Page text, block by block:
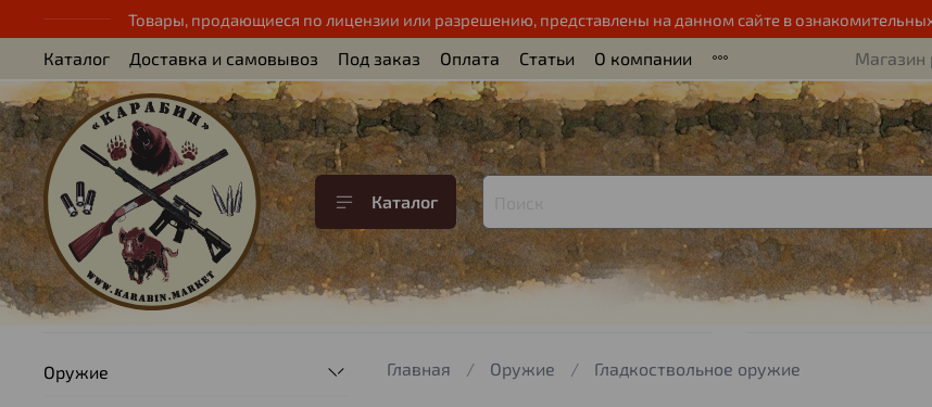
Товары, продающиеся по лицензии или разрешению, представлены на данном сайте в
Каталог Доставка и самовывоз Под заказ Оплата Статьи О компании Магазин
Каталог
Главная Оружие Гладкоствольное оружие
Оружие